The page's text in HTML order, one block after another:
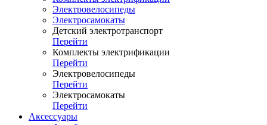
Электровелосипеды
Электросамокаты
Детский электротранспорт
Перейти
Комплекты электрификации
Перейти
Электровелосипеды
Перейти
Электросамокаты
Перейти
Аксессуары